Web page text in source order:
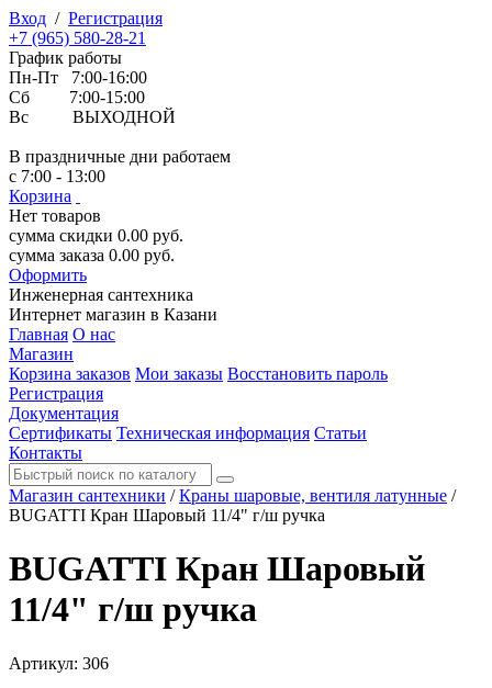
Вход / Регистрация
+7 (965) 580-28-21
График работы
Пн-Пт 7:00-16:00
Сб 7:00-15:00
Вс ВЫХОДНОЙ
В праздничные дни работаем
с 7:00 - 13:00
Корзина
Нет товаров
сумма скидки 0.00 руб.
сумма заказа 0.00 руб.
Оформить
Инженерная сантехника
Интернет магазин в Казани
Главная О нас
Магазин
Корзина заказов Мои заказы Восстановить пароль
Регистрация
Документация
Сертификаты Техническая информация Статьи
Контакты
Магазин сантехники / Краны шаровые, вентиля латунные /
BUGATTI Кран Шаровый 11/4" г/ш ручка
BUGATTI Кран Шаровый
11/4" г/ш ручка
Артикул: 306